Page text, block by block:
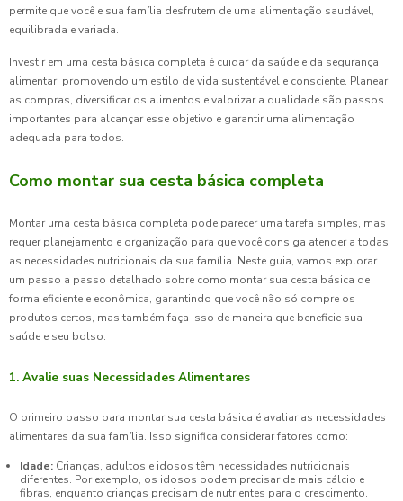
permite que você e sua família desfrutem de uma alimentação saudável,
equilibrada e variada.
Investir em uma cesta básica completa é cuidar da saúde e da segurança
alimentar, promovendo um estilo de vida sustentável e consciente. Planear
as compras, diversificar os alimentos e valorizar a qualidade são passos
importantes para alcançar esse objetivo e garantir uma alimentação
adequada para todos.
Como montar sua cesta básica completa
Montar uma cesta básica completa pode parecer uma tarefa simples, mas
requer planejamento e organização para que você consiga atender a todas
as necessidades nutricionais da sua família. Neste guia, vamos explorar
um passo a passo detalhado sobre como montar sua cesta básica de
forma eficiente e econômica, garantindo que você não só compre os
produtos certos, mas também faça isso de maneira que beneficie sua
saúde e seu bolso.
1. Avalie suas Necessidades Alimentares
O primeiro passo para montar sua cesta básica é avaliar as necessidades
alimentares da sua família. Isso significa considerar fatores como:
Idade: Crianças, adultos e idosos têm necessidades nutricionais
diferentes. Por exemplo, os idosos podem precisar de mais cálcio e
fibras, enquanto crianças precisam de nutrientes para o crescimento.